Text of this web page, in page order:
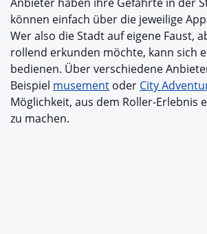
können einfach über die jeweilige
Wer also die Stadt auf eigene Faust,
rollend erkunden möchte, kann sich
bedienen. Über verschiedene
Beispiel musement oder City
Möglichkeit, aus dem Roller-Erlebnis
zu machen.